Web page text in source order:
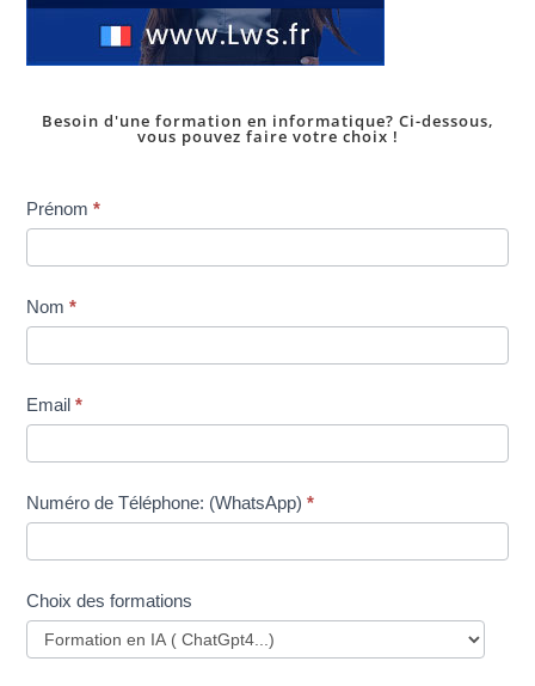
Besoin d'une formation en informatique? Ci-dessous,
vous pouvez faire votre choix !
Inscription
dans
une
Prénom*
Nom*
Email*
Numéro de Téléphone: (WhatsApp)*
Choix des formations